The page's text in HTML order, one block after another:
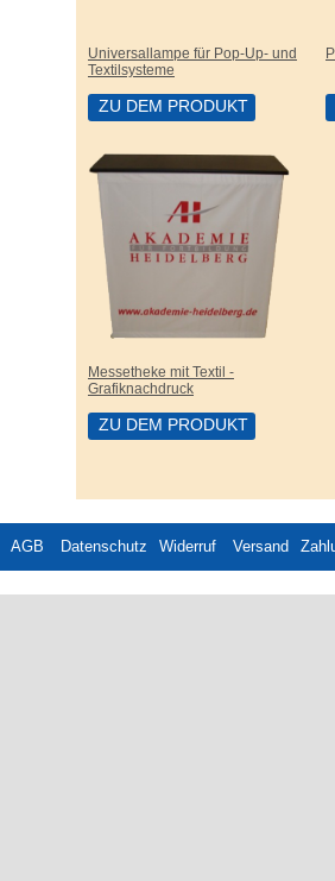
Universallampe für Pop-Up- und
Textilsysteme
ZU DEM PRODUKT
Messetheke mit Textil -
Grafiknachdruck
ZU DEM PRODUKT
AGB Datenschutz Widerruf Versand